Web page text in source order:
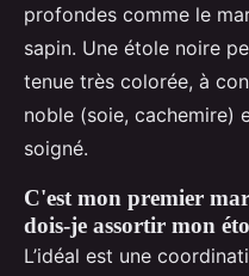
profondes comme le
sapin. Une étole noire
tenue très colorée, à
noble (soie, cachemire)
soigné.
C'est mon premier
dois-je assortir mon
L’idéal est une